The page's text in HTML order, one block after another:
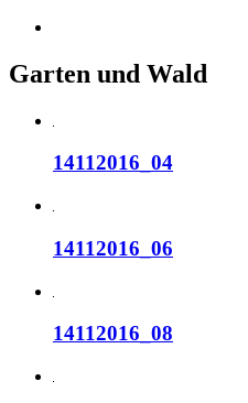
Garten und Wald
14112016_04
14112016_06
14112016_08